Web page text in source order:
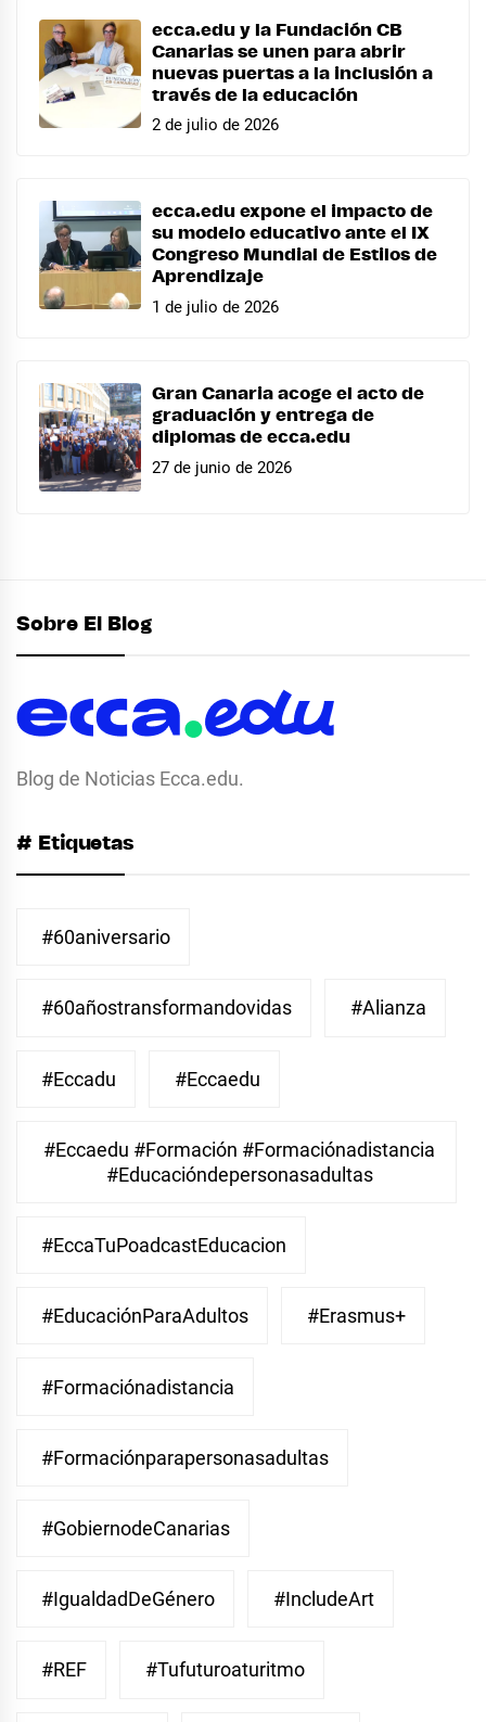
ecca.edu y la Fundación CB
Canarias se unen para abrir
nuevas puertas a la inclusión a
través de la educación
2 de julio de 2026
ecca.edu expone el impacto de
su modelo educativo ante el IX
Congreso Mundial de Estilos de
Aprendizaje
1 de julio de 2026
Gran Canaria acoge el acto de
graduación y entrega de
diplomas de ecca.edu
27 de junio de 2026
Sobre El Blog
Blog de Noticias Ecca.edu.
# Etiquetas
#60aniversario
#60añostransformandovidas #Alianza
#eccadu #eccaedu
#eccaedu #formación #formaciónadistancia
#educacióndepersonasadultas
#EccaTuPoadcastEducacion
#EducaciónParaAdultos #Erasmus+
#Formaciónadistancia
#Formaciónparapersonasadultas
#GobiernodeCanarias
#IgualdadDeGénero #IncludeArt
#REF #Tufuturoaturitmo